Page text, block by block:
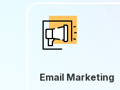
Email Marketing